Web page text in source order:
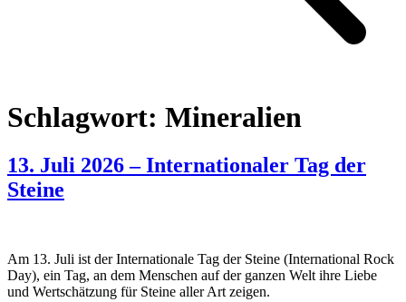
Schlagwort: Mineralien
13. Juli 2026 – Internationaler Tag der
Steine
Am 13. Juli ist der Internationale Tag der Steine (International Rock
Day), ein Tag, an dem Menschen auf der ganzen Welt ihre Liebe
und Wertschätzung für Steine aller Art zeigen.